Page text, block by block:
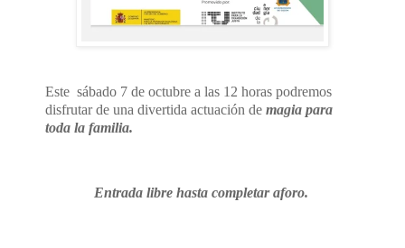
Este sábado 7 de octubre a las 12 horas podremos
disfrutar de una divertida actuación de magia para
toda la familia.
Entrada libre hasta completar aforo.